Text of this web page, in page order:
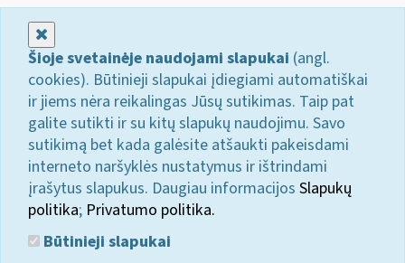
Šioje svetainėje naudojami slapukai (angl.
cookies). Būtinieji slapukai įdiegiami automatiškai
ir jiems nėra reikalingas Jūsų sutikimas. Taip pat
galite sutikti ir su kitų slapukų naudojimu. Savo
sutikimą bet kada galėsite atšaukti pakeisdami
interneto naršyklės nustatymus ir ištrindami
įrašytus slapukus. Daugiau informacijos Slapukų
politika; Privatumo politika.
Būtinieji slapukai